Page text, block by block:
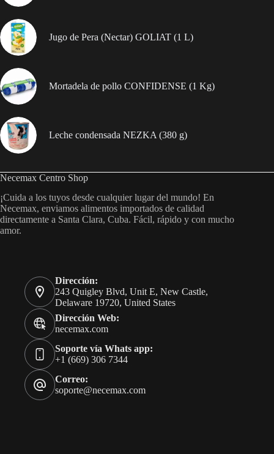
Jugo de Pera (Nectar) GOLIAT (1 L)
Mortadela de pollo CONFIDENSE (1 Kg)
Leche condensada NEZKA (380 g)
Necemax Centro Shop
¡Cuida a los tuyos desde cualquier lugar del mundo! En
Necemax, enviamos alimentos importados de calidad
directamente a Santa Clara, Cuba. Fácil, rápido y con mucho
amor.
Dirección:
243 Quigley Blvd, Unit E, New Castle,
Delaware 19720, United States
Dirección Web:
necemax.com
Soporte vía Whats app:
+1 (669) 306 7344
Correo:
soporte@necemax.com